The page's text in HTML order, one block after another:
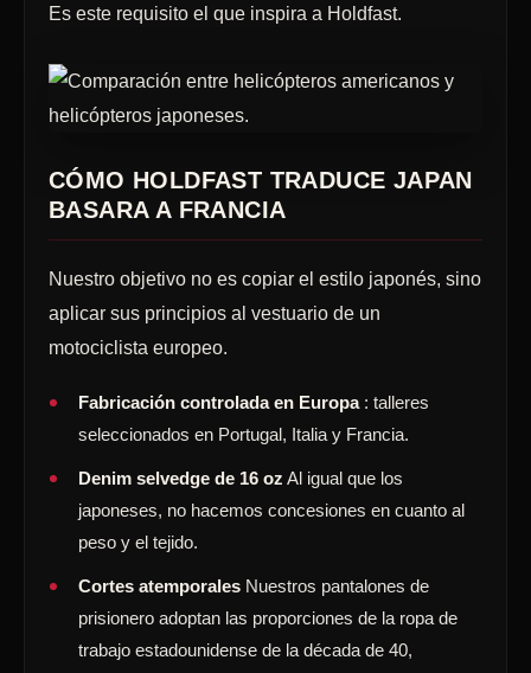
Es este requisito el que inspira a Holdfast.
CÓMO HOLDFAST TRADUCE JAPAN
BASARA A FRANCIA
Nuestro objetivo no es copiar el estilo japonés, sino
aplicar sus principios al vestuario de un
motociclista europeo.
Fabricación controlada en Europa: talleres
seleccionados en Portugal, Italia y Francia.
Denim selvedge de 16 oz Al igual que los
japoneses, no hacemos concesiones en cuanto al
peso y el tejido.
Cortes atemporales Nuestros pantalones de
prisionero adoptan las proporciones de la ropa de
trabajo estadounidense de la década de 40,